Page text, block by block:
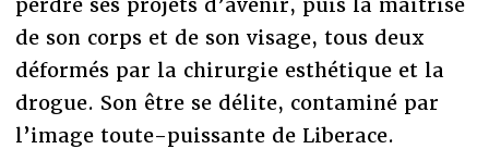
de son corps et de son visage, tous deux
déformés par la chirurgie esthétique et la
drogue. Son être se délite, contaminé par
l’image toute-puissante de Liberace.